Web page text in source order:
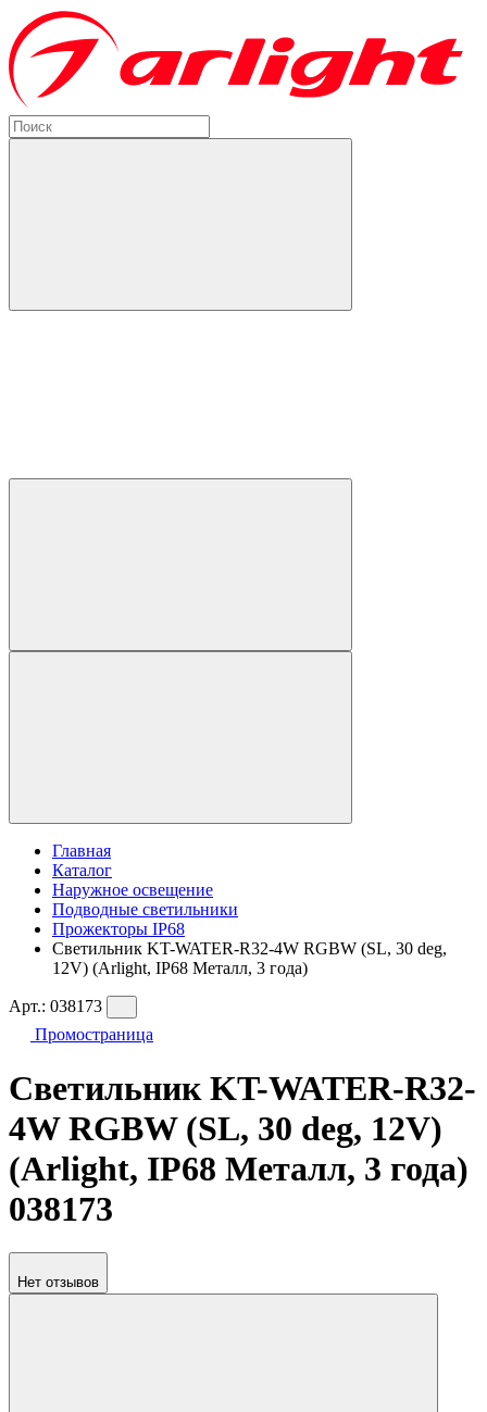
Главная
Каталог
Наружное освещение
Подводные светильники
Прожекторы IP68
Светильник KT-WATER-R32-4W RGBW (SL, 30 deg,
12V) (Arlight, IP68 Металл, 3 года)
Арт.: 038173
Промостраница
Светильник KT-WATER-R32-
4W RGBW (SL, 30 deg, 12V)
(Arlight, IP68 Металл, 3 года)
038173
Нет отзывов